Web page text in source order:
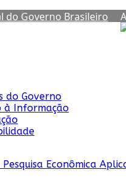
do Governo Brasileiro
do Governo
à Informação
Econômica